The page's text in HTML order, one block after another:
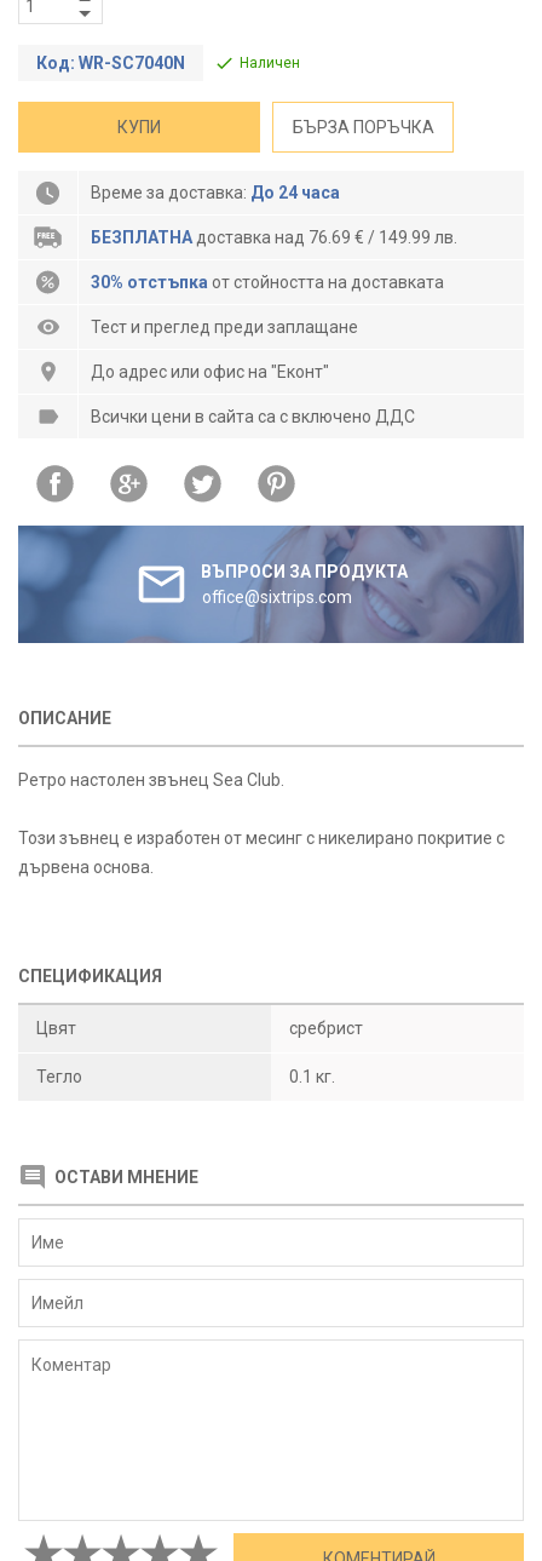
Код: WR-SC7040N Наличен
КУПИ БЪРЗА ПОРЪЧКА
Време за доставка: До 24 часа
БЕЗПЛАТНА доставка над 76.69 € / 149.99 лв.
30% отстъпка от стойността на доставката
Тест и преглед преди заплащане
До адрес или офис на "Еконт"
Всички цени в сайта са с включено ДДС
ВЪПРОСИ ЗА ПРОДУКТА
office@sixtrips.com
ОПИСАНИЕ
Ретро настолен звънец Sea Club.
Този зъвнец е изработен от месинг с никелирано покритие с
дървена основа.
СПЕЦИФИКАЦИЯ
Цвят сребрист
Тегло 0.1 кг.
ОСТАВИ МНЕНИЕ